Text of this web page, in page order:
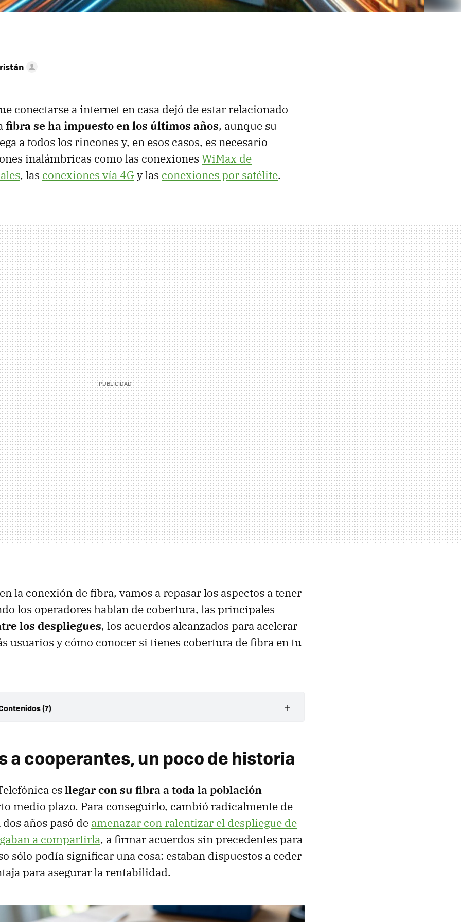
conectarse a internet en casa dejó de estar relacionado
fibra se ha impuesto en los últimos años, aunque su
a todos los rincones y, en esos casos, es necesario
inalámbricas como las conexiones WiMax de
, las conexiones vía 4Gy las conexiones por satélite.
la conexión de fibra, vamos a repasar los aspectos a tener
los operadores hablan de cobertura, las principales
los despliegues, los acuerdos alcanzados para acelerar
usuarios y cómo conocer si tienes cobertura de fibra en tu
(7)
de las principales operadoras
una comprobación rápida de cobertura de fibra
a cooperantes, un poco de historia
es llegar con su fibra a toda la población
medio plazo. Para conseguirlo, cambió radicalmente de
años pasó de amenazar con ralentizar el despliegue de
a compartirla, a firmar acuerdos sin precedentes para
sólo podía significar una cosa: estaban dispuestos a ceder
para asegurar la rentabilidad.